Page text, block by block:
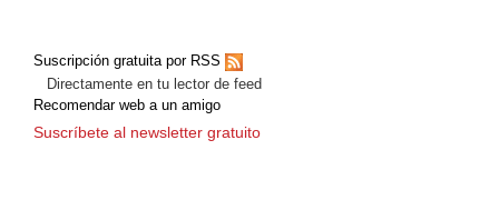
Suscripción gratuita por RSS
Directamente en tu lector de feed
Recomendar web a un amigo
Suscríbete al newsletter gratuito